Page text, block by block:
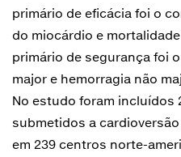
primário de eficácia foi o
do miocárdio e
primário de segurança foi
major e hemorragia não
No estudo foram incluídos
submetidos a
em 239 centros norte-